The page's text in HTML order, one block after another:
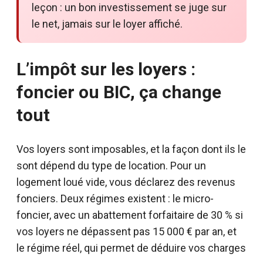
leçon : un bon investissement se juge sur
le net, jamais sur le loyer affiché.
L’impôt sur les loyers :
foncier ou BIC, ça change
tout
Vos loyers sont imposables, et la façon dont ils le
sont dépend du type de location. Pour un
logement loué vide, vous déclarez des revenus
fonciers. Deux régimes existent : le micro-
foncier, avec un abattement forfaitaire de 30 % si
vos loyers ne dépassent pas 15 000 € par an, et
le régime réel, qui permet de déduire vos charges